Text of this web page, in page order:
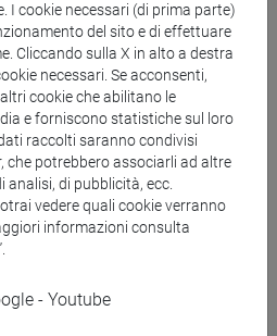
alla prova d'esame,
anche in modalità
modalità sopra riportate.
voti
22 verranno attribuiti in
in riferimento al
I cookie necessari (di prima parte)
del sito e di effettuare
Cliccando sulla X in alto a destra
necessari. Se acconsenti,
cookie che abilitano le
e forniscono statistiche sul loro
raccolti saranno condivisi
che potrebbero associarli ad altre
di pubblicità, ecc.
vedere quali cookie verranno
informazioni consulta
- Youtube